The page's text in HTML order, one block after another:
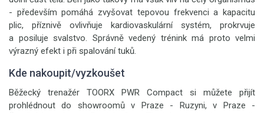
- především pomáhá zvyšovat tepovou frekvenci a kapacitu
plic, příznivě ovlivňuje kardiovaskulární systém, prokrvuje
a posiluje svalstvo. Správně vedený trénink má proto velmi
výrazný efekt i při spalování tuků.
Kde nakoupit/vyzkoušet
Běžecký trenažér TOORX PWR Compact si můžete přijít
prohlédnout do showroomů v Praze - Ruzyni, v Praze -